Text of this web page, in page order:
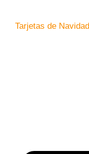
Tarjetas de Navidad